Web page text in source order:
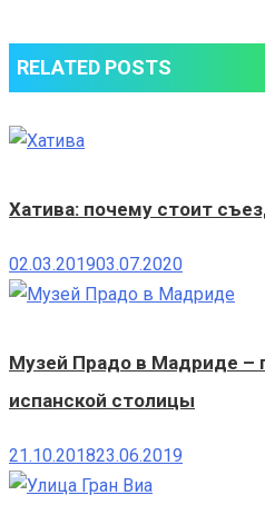
RELATED POSTS
Хатива: почему стоит
02.03.201903.07.2020
Музей Прадо в Мадриде –
испанской столицы
21.10.201823.06.2019